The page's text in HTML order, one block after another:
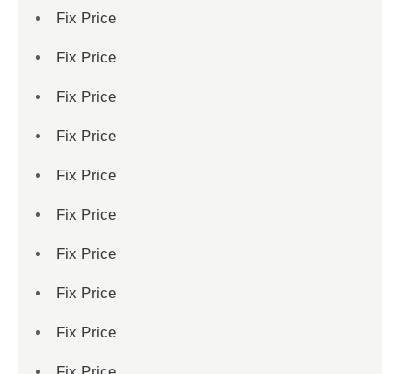
Fix Price
Fix Price
Fix Price
Fix Price
Fix Price
Fix Price
Fix Price
Fix Price
Fix Price